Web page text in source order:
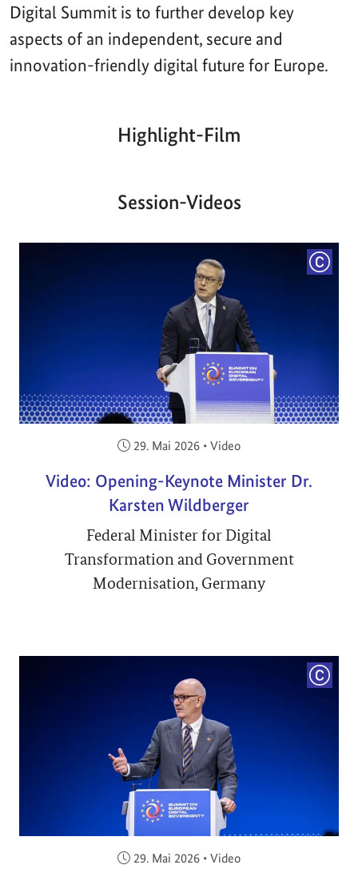
Digital Summit is to further develop key
aspects of an independent, secure and
innovation-friendly digital future for Europe.
Highlight-Film
Aktueller
00:00| 00:00
Session-Videos
Veröffentlicht am:
29. Mai 2026 • Video
Video: Opening-Keynote Minister Dr.
Karsten Wildberger
Federal Minister for Digital
Transformation and Government
Modernisation, Germany
Veröffentlicht am:
29. Mai 2026 • Video